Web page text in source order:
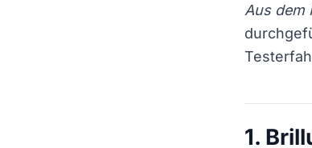
Aus dem
1.